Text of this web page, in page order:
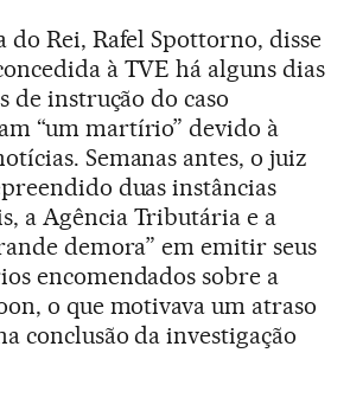
do Rei, Rafel Spottorno, disse
à TVE há alguns dias
de instrução do caso
“um martírio” devido à
Semanas antes, o juiz
duas instâncias
a Agência Tributária e a
demora” em emitir seus
encomendados sobre a
o que motivava um atraso
conclusão da investigação